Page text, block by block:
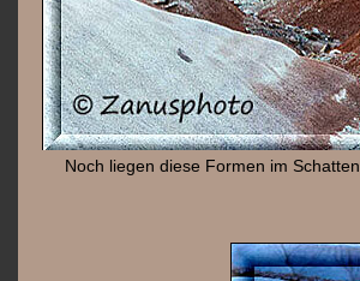
Noch liegen diese Formen im Schatten.